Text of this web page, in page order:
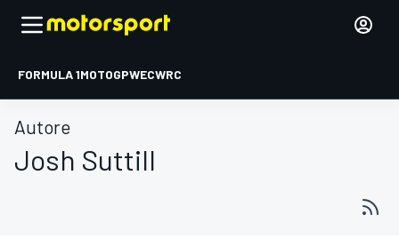
FORMULA 1MOTOGPWECWRC
Autore
Josh Suttill